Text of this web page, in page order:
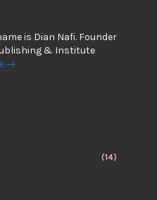
is Dian Nafi. Founder
& Institute
→
(14)